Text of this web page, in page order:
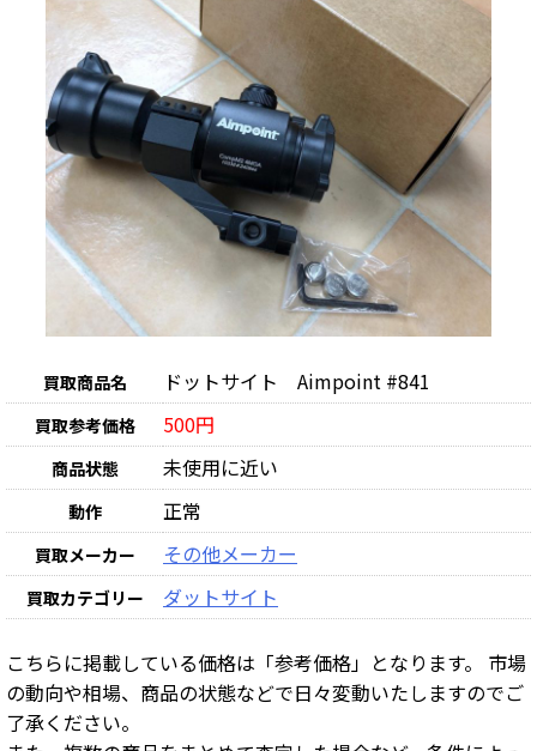
買取商品名 ドットサイト Aimpoint #841
買取参考価格 500円
商品状態 未使用に近い
動作 正常
買取メーカー その他メーカー
買取カテゴリー ダットサイト
こちらに掲載している価格は「参考価格」となります。 市場
の動向や相場、商品の状態などで日々変動いたしますのでご
了承ください。